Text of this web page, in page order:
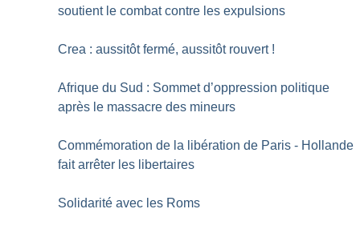
soutient le combat contre les expulsions
Crea : aussitôt fermé, aussitôt rouvert !
Afrique du Sud : Sommet d’oppression politique
après le massacre des mineurs
Commémoration de la libération de Paris - Hollande
fait arrêter les libertaires
Solidarité avec les Roms